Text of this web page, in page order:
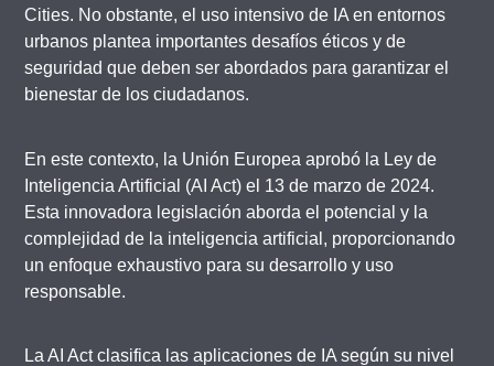
Cities. No obstante, el uso intensivo de IA en entornos
urbanos plantea importantes desafíos éticos y de
seguridad que deben ser abordados para garantizar el
bienestar de los ciudadanos.
En este contexto, la Unión Europea aprobó la Ley de
Inteligencia Artificial (AI Act) el 13 de marzo de 2024.
Esta innovadora legislación aborda el potencial y la
complejidad de la inteligencia artificial, proporcionando
un enfoque exhaustivo para su desarrollo y uso
responsable.
La AI Act clasifica las aplicaciones de IA según su nivel